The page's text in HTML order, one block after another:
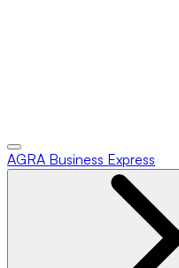
AGRA Business Express